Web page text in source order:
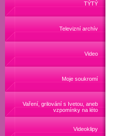
TÝTÝ
Televizní archív
Video
Moje soukromí
Vaření, grilování s Ivetou, aneb
vzpomínky na léto
Videoklipy